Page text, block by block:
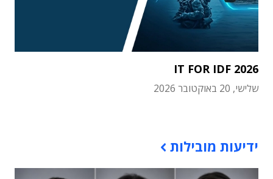
IT FOR IDF 2026
שלישי, 20 באוקטובר 2026
ידיעות מובילות